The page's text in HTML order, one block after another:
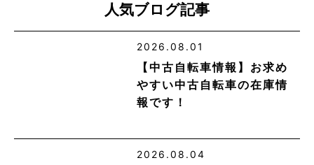
人気ブログ記事
2026.08.01
【中古自転車情報】お求め
やすい中古自転車の在庫情
報です！
2026.08.04